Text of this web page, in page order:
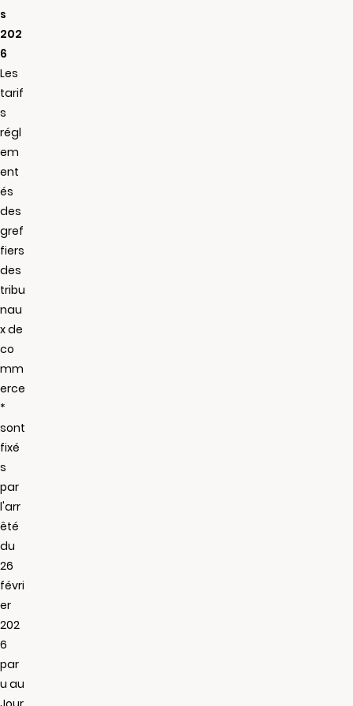
s
202
6
Les
tarif
s
régl
em
ent
és
des
gref
fiers
des
tribu
nau
x de
co
mm
erce
*
sont
fixé
s
par
l'arr
êté
du
26
févri
er
202
6
par
u au